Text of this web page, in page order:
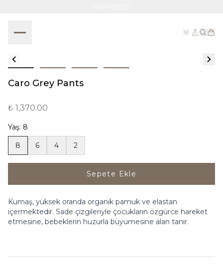
Caro Grey Pants
₺ 1,370.00
Yaş: 8
8 6 4 2
Sepete Ekle
Kumaş, yüksek oranda organik pamuk ve elastan
içermektedir. Sade çizgileriyle çocukların özgürce hareket
etmesine, bebeklerin huzurla büyümesine alan tanır.